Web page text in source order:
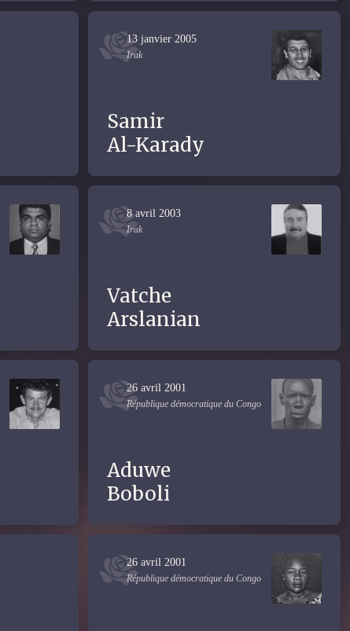
13 janvier 2005
Irak
Samir
Al-Karady
8 avril 2003
Irak
Vatche
Arslanian
26 avril 2001
République démocratique du Congo
Aduwe
Boboli
26 avril 2001
République démocratique du Congo